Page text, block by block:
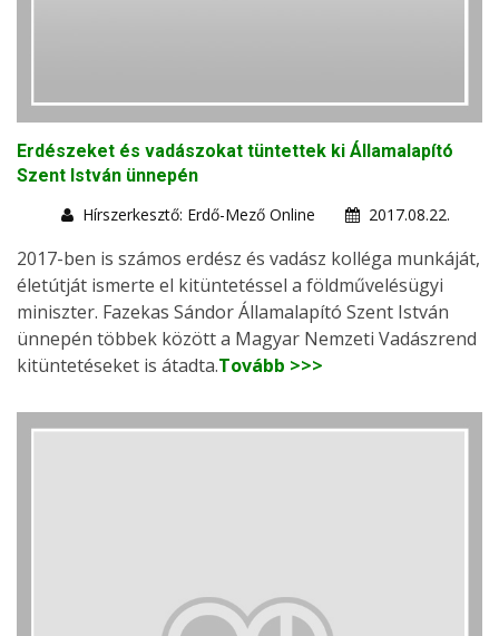
Erdészeket és vadászokat tüntettek ki Államalapító
Szent István ünnepén
Hírszerkesztő: Erdő-Mező Online
2017.08.22.
2017-ben is számos erdész és vadász kolléga munkáját,
életútját ismerte el kitüntetéssel a földművelésügyi
miniszter. Fazekas Sándor Államalapító Szent István
ünnepén többek között a Magyar Nemzeti Vadászrend
kitüntetéseket is átadta.Tovább >>>